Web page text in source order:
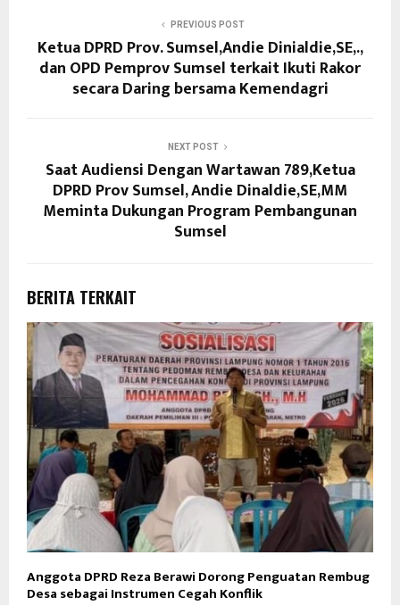
PREVIOUS POST
Ketua DPRD Prov. Sumsel,Andie Dinialdie,SE,.,
dan OPD Pemprov Sumsel terkait Ikuti Rakor
secara Daring bersama Kemendagri
NEXT POST
Saat Audiensi Dengan Wartawan 789,Ketua
DPRD Prov Sumsel, Andie Dinaldie,SE,MM
Meminta Dukungan Program Pembangunan
Sumsel
BERITA TERKAIT
Anggota DPRD Reza Berawi Dorong Penguatan Rembug
Desa sebagai Instrumen Cegah Konflik